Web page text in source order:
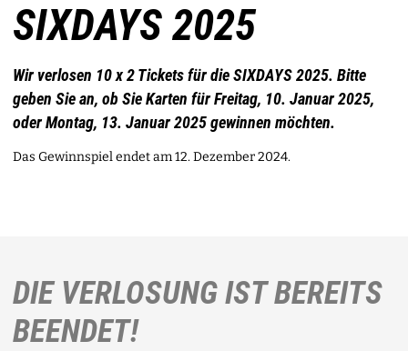
SIXDAYS 2025
Wir verlosen 10 x 2 Tickets für die SIXDAYS 2025. Bitte
geben Sie an, ob Sie Karten für Freitag, 10. Januar 2025,
oder Montag, 13. Januar 2025 gewinnen möchten.
Das Gewinnspiel endet am 12. Dezember 2024.
DIE VERLOSUNG IST BEREITS
BEENDET!